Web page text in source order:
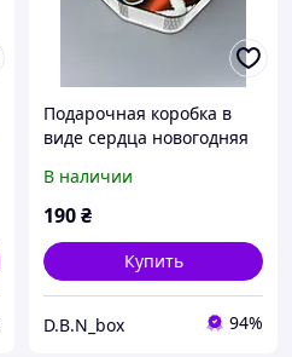
Подарочная коробка в
виде сердца новогодняя
мишкой 20х18х6.5 см
В наличии
190₴
Купить
D.B.N_box 94%